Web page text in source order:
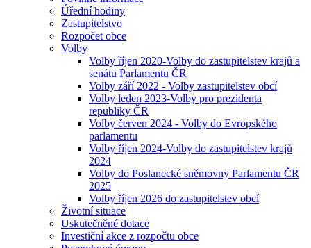
Úřední hodiny
Zastupitelstvo
Rozpočet obce
Volby
Volby říjen 2020-Volby do zastupitelstev krajů a
senátu Parlamentu ČR
Volby září 2022 - Volby zastupitelstev obcí
Volby leden 2023-Volby pro prezidenta
republiky ČR
Volby červen 2024 - Volby do Evropského
parlamentu
Volby říjen 2024-Volby do zastupitelstev krajů
2024
Volby do Poslanecké sněmovny Parlamentu ČR
2025
Volby říjen 2026 do zastupitelstev obcí
Životní situace
Uskutečněné dotace
Investiční akce z rozpočtu obce